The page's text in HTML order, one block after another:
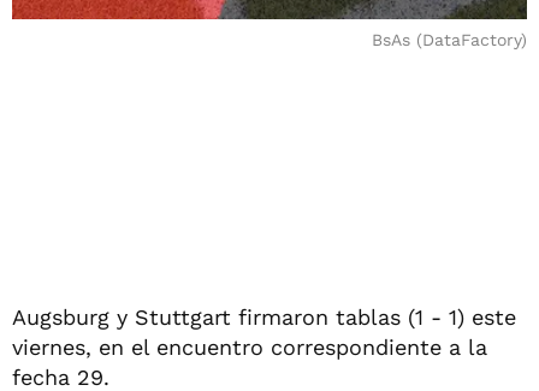
BsAs (DataFactory)
Augsburg y Stuttgart firmaron tablas (1 - 1) este
viernes, en el encuentro correspondiente a la
fecha 29.